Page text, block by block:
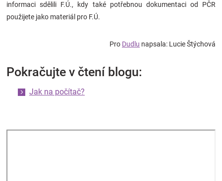
informaci sdělili F.Ú., kdy také potřebnou dokumentaci od PČR
použijete jako materiál pro F.Ú.
Pro Dudlu napsala: Lucie Štýchová
Pokračujte v čtení blogu:
Jak na počítač?